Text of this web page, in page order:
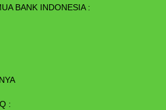
BANK INDONESIA :
: